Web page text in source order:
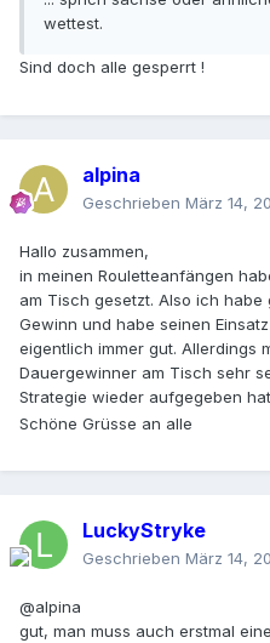
wettest.
Sind doch alle gesperrt !
alpina
Geschrieben März 14,
Hallo zusammen,
in meinen Rouletteanfängen
am Tisch gesetzt. Also ich
Gewinn und habe seinen
eigentlich immer gut. Allerdings
Dauergewinner am Tisch sehr
Strategie wieder aufgegeben
Schöne Grüsse an alle
LuckyStryke
Geschrieben März 14,
@alpina
gut, man muss auch erstmal